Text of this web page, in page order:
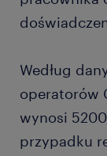
rozpoczęcie
dobrą
Ponadto
dalszy rozwój
branży
Według
operatorów
wynosi
przypadku